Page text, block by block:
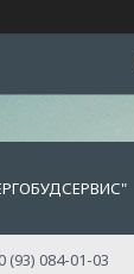
(93) 084-01-03